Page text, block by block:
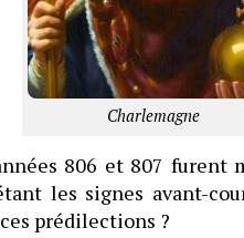
Charlemagne
806 et 807 furent
les signes avant-
prédilections ?